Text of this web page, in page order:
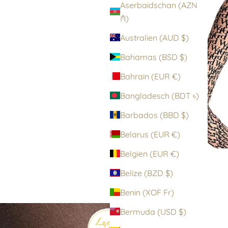
Aserbaidschan (AZN
₼)
Australien (AUD $)
Bahamas (BSD $)
Bahrain (EUR €)
Bangladesch (BDT ৳)
Barbados (BBD $)
Belarus (EUR €)
Belgien (EUR €)
Belize (BZD $)
Benin (XOF Fr)
Bermuda (USD $)